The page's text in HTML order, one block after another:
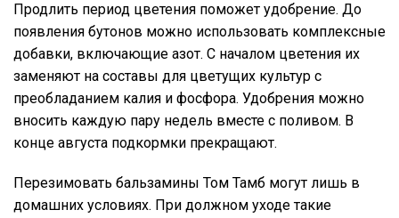
Продлить период цветения поможет удобрение. До
появления бутонов можно использовать комплексные
добавки, включающие азот. С началом цветения их
заменяют на составы для цветущих культур с
преобладанием калия и фосфора. Удобрения можно
вносить каждую пару недель вместе с поливом. В
конце августа подкормки прекращают.
Перезимовать бальзамины Том Тамб могут лишь в
домашних условиях. При должном уходе такие